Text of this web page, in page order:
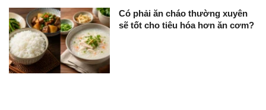
Có phải ăn cháo thường xuyên
sẽ tốt cho tiêu hóa hơn ăn cơm?